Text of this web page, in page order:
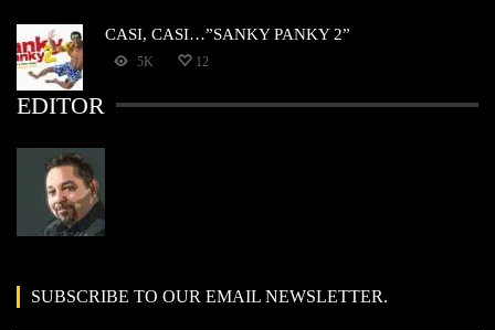
CASI, CASI…”SANKY PANKY 2”
5K 12
EDITOR
SUBSCRIBE TO OUR EMAIL NEWSLETTER.